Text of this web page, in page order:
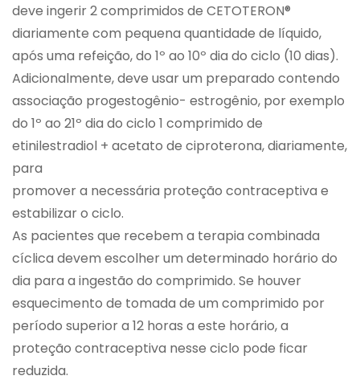
deve ingerir 2 comprimidos de CETOTERON®
diariamente com pequena quantidade de líquido,
após uma refeição, do 1º ao 10º dia do ciclo (10 dias).
Adicionalmente, deve usar um preparado contendo
associação progestogênio- estrogênio, por exemplo
do 1º ao 21º dia do ciclo 1 comprimido de
etinilestradiol + acetato de ciproterona, diariamente,
para
promover a necessária proteção contraceptiva e
estabilizar o ciclo.
As pacientes que recebem a terapia combinada
cíclica devem escolher um determinado horário do
dia para a ingestão do comprimido. Se houver
esquecimento de tomada de um comprimido por
período superior a 12 horas a este horário, a
proteção contraceptiva nesse ciclo pode ficar
reduzida.